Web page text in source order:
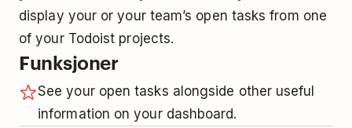
display your or your team’s open tasks from one
of your Todoist projects.
Funksjoner
See your open tasks alongside other useful
information on your dashboard.